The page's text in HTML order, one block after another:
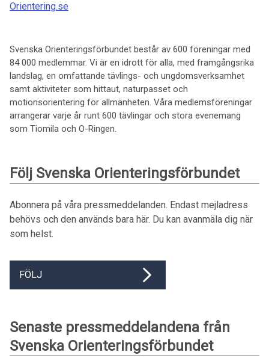
Orientering.se
Svenska Orienteringsförbundet består av 600 föreningar med
84 000 medlemmar. Vi är en idrott för alla, med framgångsrika
landslag, en omfattande tävlings- och ungdomsverksamhet
samt aktiviteter som hittaut, naturpasset och
motionsorientering för allmänheten. Våra medlemsföreningar
arrangerar varje år runt 600 tävlingar och stora evenemang
som Tiomila och O-Ringen.
Följ Svenska Orienteringsförbundet
Abonnera på våra pressmeddelanden. Endast mejladress
behövs och den används bara här. Du kan avanmäla dig när
som helst.
FÖLJ
Senaste pressmeddelandena från
Svenska Orienteringsförbundet